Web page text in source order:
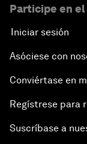
Participe en el
Iniciar sesión
Asóciese con
Conviértase en
Regístrese para
Suscríbase a